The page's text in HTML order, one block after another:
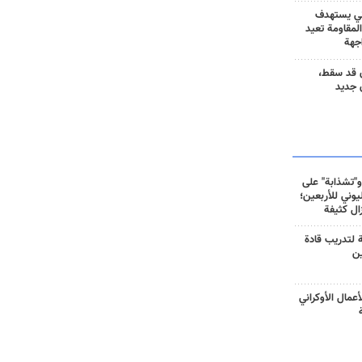
يستهدف
تعيد
قد سقط،
جديد
على
للأربعين؛
كثيفة
لتدريب قادة
الأوكراني